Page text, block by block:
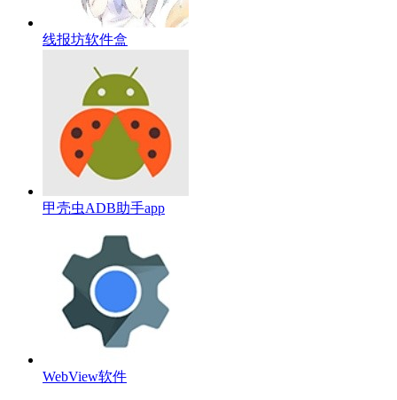
线报坊软件盒
甲壳虫ADB助手app
WebView软件